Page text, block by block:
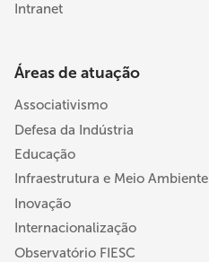
Intranet
Áreas de atuação
Associativismo
Defesa da Indústria
Educação
Infraestrutura e Meio Ambiente
Inovação
Internacionalização
Observatório FIESC